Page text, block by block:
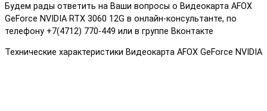
Будем рады ответить на Ваши вопросы о Видеокарта AFOX
GeForce NVIDIA RTX 3060 12G в онлайн-консультанте, по
телефону +7(4712) 770-449 или в группе Вконтакте
Технические характеристики Видеокарта AFOX GeForce NVIDIA